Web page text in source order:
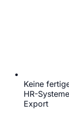
Keine
HR-
Export